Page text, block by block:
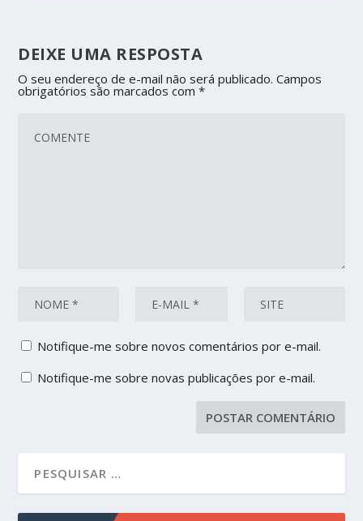
DEIXE UMA RESPOSTA
O seu endereço de e-mail não será publicado. Campos
obrigatórios são marcados com*
Notifique-me sobre novos comentários por e-mail.
Notifique-me sobre novas publicações por e-mail.